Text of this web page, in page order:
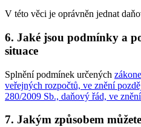
V této věci je oprávněn jednat
6. Jaké jsou podmínky a
situace
Splnění podmínek určených
veřejných rozpočtů, ve znění
280/2009 Sb., daňový řád, ve
7. Jakým způsobem